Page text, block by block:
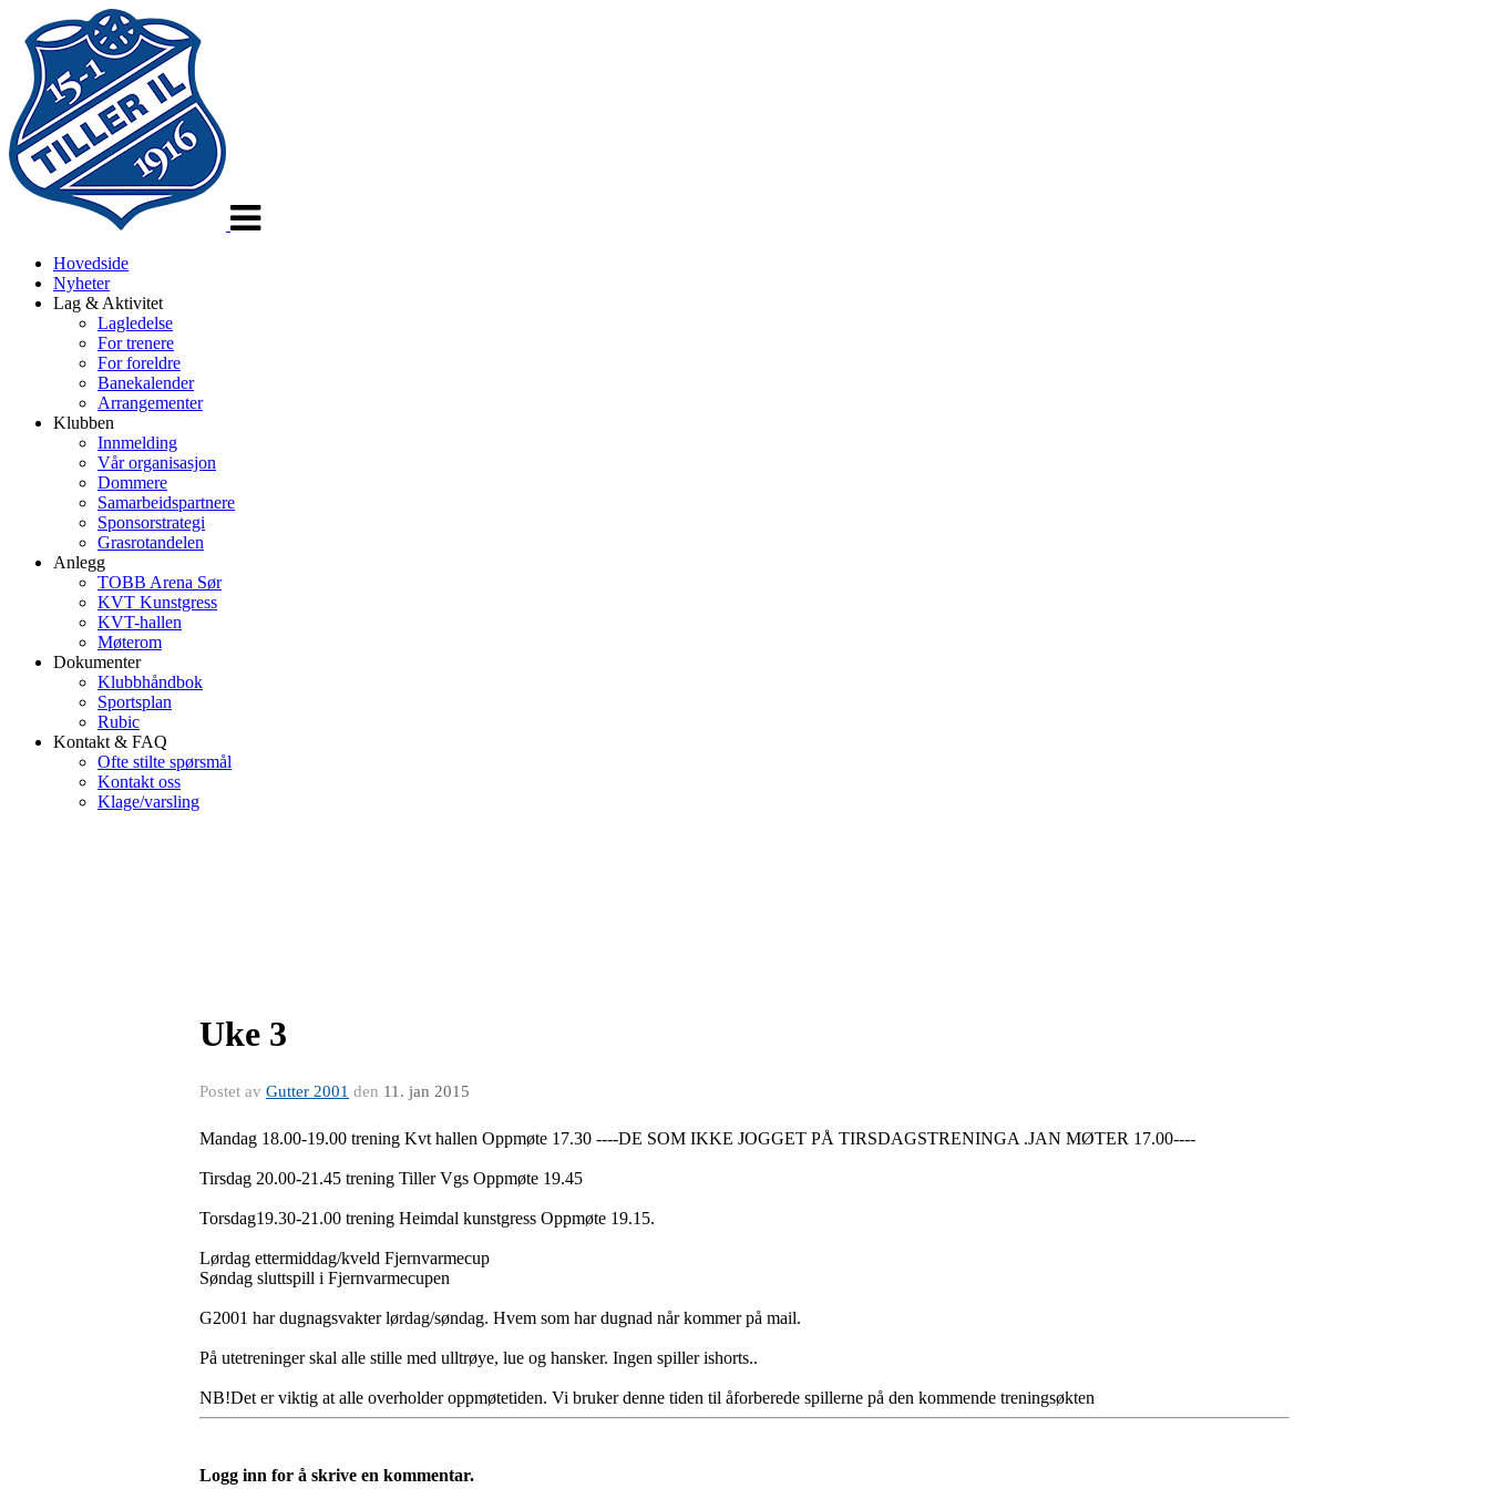
Hovedside
Nyheter
Lag & Aktivitet
Lagledelse
For trenere
For foreldre
Banekalender
Arrangementer
Klubben
Innmelding
Vår organisasjon
Dommere
Samarbeidspartnere
Sponsorstrategi
Grasrotandelen
Anlegg
TOBB Arena Sør
KVT Kunstgress
KVT-hallen
Møterom
Dokumenter
Klubbhåndbok
Sportsplan
Rubic
Kontakt & FAQ
Ofte stilte spørsmål
Kontakt oss
Klage/varsling
Uke 3
Postet av Gutter 2001 den 11. jan 2015
Mandag 18.00-19.00 trening Kvt hallen Oppmøte 17.30 ----DE SOM IKKE JOGGET PÅ TIRSDAGSTRENINGA .JAN MØTER 17.00----
Tirsdag 20.00-21.45 trening Tiller Vgs Oppmøte 19.45
Torsdag19.30-21.00 trening Heimdal kunstgress Oppmøte 19.15.
Lørdag ettermiddag/kveld Fjernvarmecup
Søndag sluttspill i Fjernvarmecupen
G2001 har dugnagsvakter lørdag/søndag. Hvem som har dugnad når kommer på mail.
På utetreninger skal alle stille med ulltrøye, lue og hansker. Ingen spiller ishorts..
NB!Det er viktig at alle overholder oppmøtetiden. Vi bruker denne tiden til åforberede spillerne på den kommende treningsøkten
Logg inn for å skrive en kommentar.